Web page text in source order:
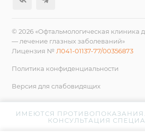
© 2026 «Офтальмологическая клиника
— лечение глазных заболеваний»
Лицензия № Л041-01137-77/00356873
Политика конфиденциальности
Версия для слабовидящих
ИМЕЮТСЯ
КОНСУЛЬТАЦИЯ